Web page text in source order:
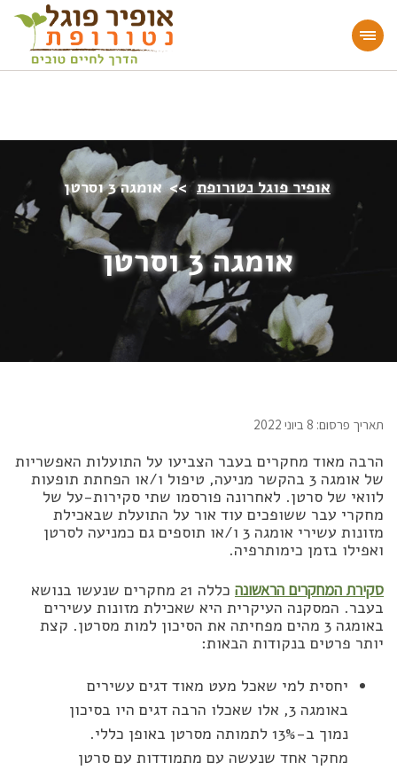
מעוניינים להעמיק או להתחיל דרך חיים בריאה?
הצטרפו לאתר!
אופיר פוגל נטורופת >>אומגה 3 וסרטן
אומגה 3 וסרטן
תאריך פרסום: 8 ביוני 2022
הרבה מאוד מחקרים בעבר הצביעו על התועלות האפשריות
של אומגה 3 בהקשר מניעה, טיפול ו/או הפחתת תופעות
לוואי של סרטן. לאחרונה פורסמו שתי סקירות-על של
מחקרי עבר ששופכים עוד אור על התועלת שבאכילת
מזונות עשירי אומגה 3 ו/או תוספים גם כמניעה לסרטן
ואפילו בזמן כימותרפיה.
סקירת המחקרים הראשונה
כללה 21 מחקרים שנעשו בנושא
בעבר. המסקנה העיקרית היא שאכילת מזונות עשירים
באומגה 3 מהים מפחיתה את הסיכון למות מסרטן. קצת
יותר פרטים בנקודות הבאות:
יחסית למי שאכל מעט מאוד דגים עשירים
באומגה 3, אלו שאכלו הרבה דגים היו בסיכון
נמוך ב-13% לתמותה מסרטן באופן כללי.
מחקר אחד שנעשה עם מתמודדות עם סרטן